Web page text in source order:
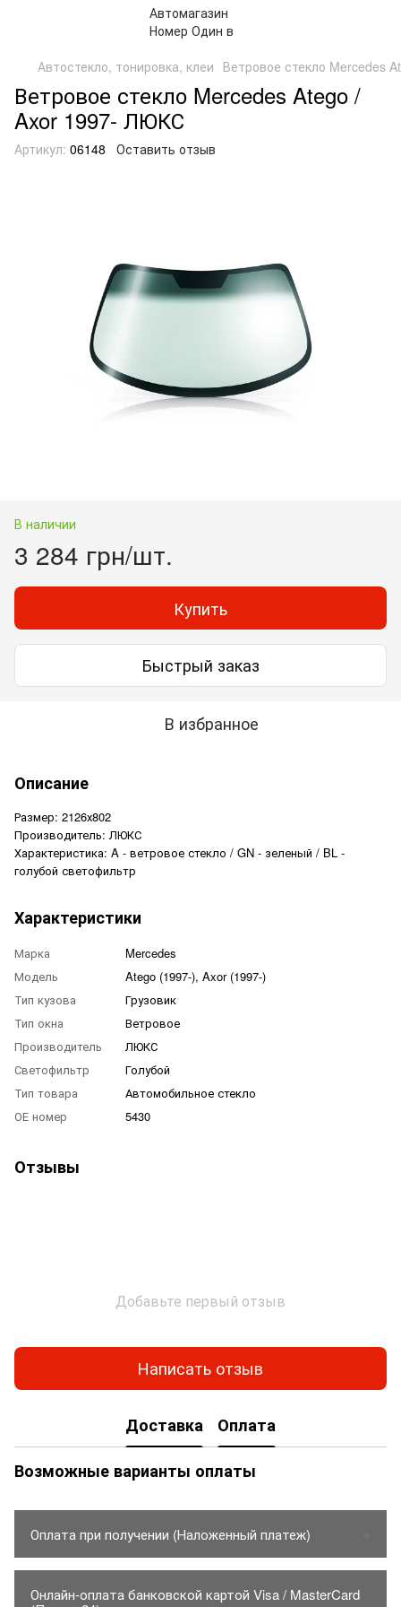
Автостекло, тонировка, клеи Ветровое стекло Mercedes
Ветровое стекло Mercedes Atego /
Axor 1997- ЛЮКС
Артикул: 06148 Оставить отзыв
В наличии
3 284 грн/шт.
Купить
Быстрый заказ
В избранное
Описание
Размер: 2126х802
Производитель: ЛЮКС
Характеристика: A - ветровое стекло / GN - зеленый / BL -
голубой светофильтр
Характеристики
Марка
Mercedes
Модель
Atego (1997-), Axor (1997-)
Тип кузова
Грузовик
Тип окна
Ветровое
Производитель
ЛЮКС
Светофильтр
Голубой
Тип товара
Автомобильное стекло
ОЕ номер
5430
Отзывы
Добавьте первый отзыв
Написать отзыв
Доставка
Оплата
Возможные варианты оплаты
Оплата при получении (Наложенный платеж)
1. Товар оплачивается только на карту Приватбанка.
- Стоимость товара до 150грн.
Онлайн-оплата банковской картой Visa / MasterCard